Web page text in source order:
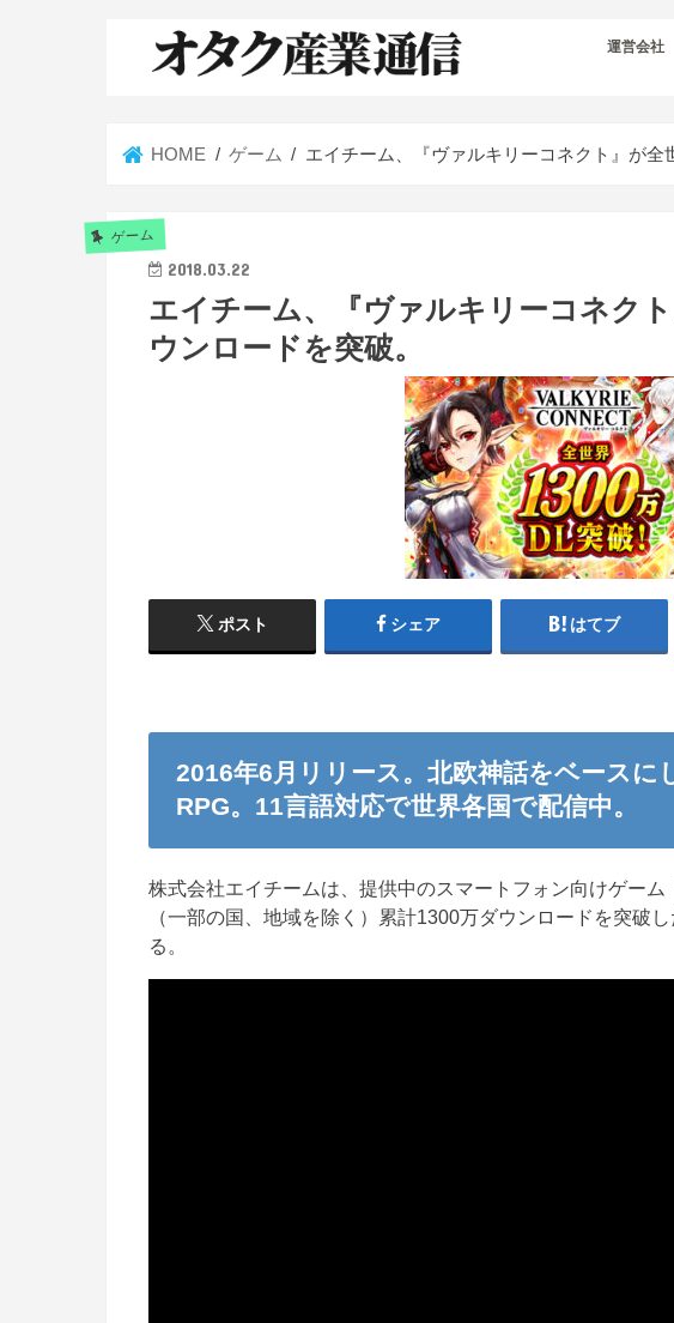
運営会社
HOME ゲーム エイチーム、『ヴァルキリーコネクト』が全
ゲーム
2018.03.22
エイチーム、『ヴァルキリーコネク
ウンロードを突破。
ポスト シェア はてブ
2016年6月リリース。北欧神話をベースに
RPG。11言語対応で世界各国で配信中。
株式会社エイチームは、提供中のスマートフォン向けゲー
（一部の国、地域を除く）累計1300万ダウンロードを突破
る。